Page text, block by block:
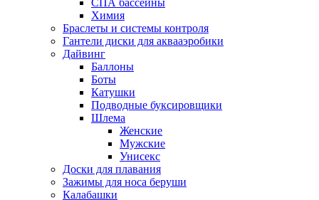
СПА бассейны
Химия
Браслеты и системы контроля
Гантели диски для аквааэробики
Дайвинг
Баллоны
Боты
Катушки
Подводные буксировщики
Шлема
Женские
Мужские
Унисекс
Доски для плавания
Зажимы для носа беруши
Калабашки